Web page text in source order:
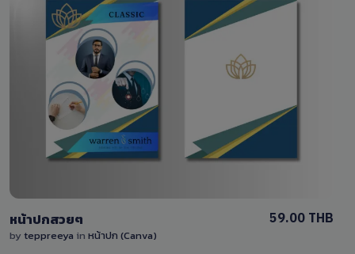
View Details
หน้าปกสวยๆ
by teppreeya in หน้าปก (Canva)
59.00 THB